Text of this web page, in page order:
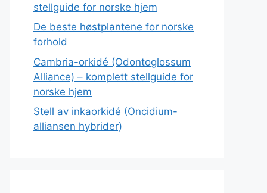
stellguide for norske hjem
De beste høstplantene for norske
forhold
Cambria-orkidé (Odontoglossum
Alliance) – komplett stellguide for
norske hjem
Stell av inkaorkidé (Oncidium-
alliansen hybrider)